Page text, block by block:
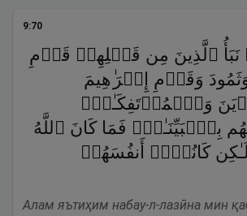
9:70
ٱلَّذِینَ مِن قَبۡلِهِمۡ قَوۡمِ
وَقَوۡمِ إِبۡرَ ٰ⁠هِیمَ
وَٱلۡمُؤۡتَفِكَـٰتِۚ
بِٱلۡبَیِّنَـٰتِۖ فَمَا كَانَ ٱللَّهُ
كَانُوۤا۟ أَنفُسَهُمۡ
Алам яътиҳим набау-л-лазӣна мин